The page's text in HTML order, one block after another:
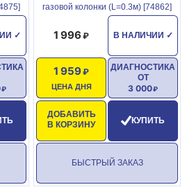
✓
газовой колонки (L=0.3м) [74862]
В НАЛИЧИИ ✓
1 996
ЦЕНА ДНЯ
1 959
ДОБАВИТЬ
В КОРЗИНУ
ДИАГНОСТИКА
ОТ
3 000
КУПИТЬ
БЫСТРЫЙ ЗАКАЗ